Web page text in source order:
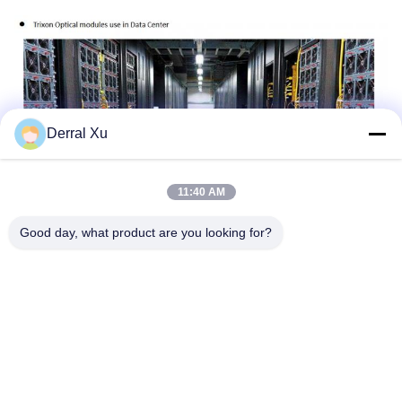
Derral Xu
11:40 AM
Good day, what product are you looking for?